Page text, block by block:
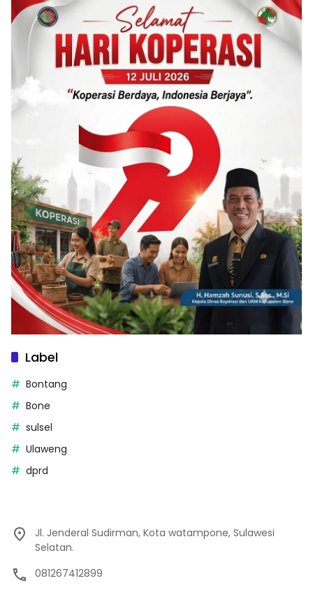
Label
Bontang
Bone
sulsel
Ulaweng
dprd
Jl. Jenderal Sudirman, Kota watampone, Sulawesi
Selatan.
081267412899